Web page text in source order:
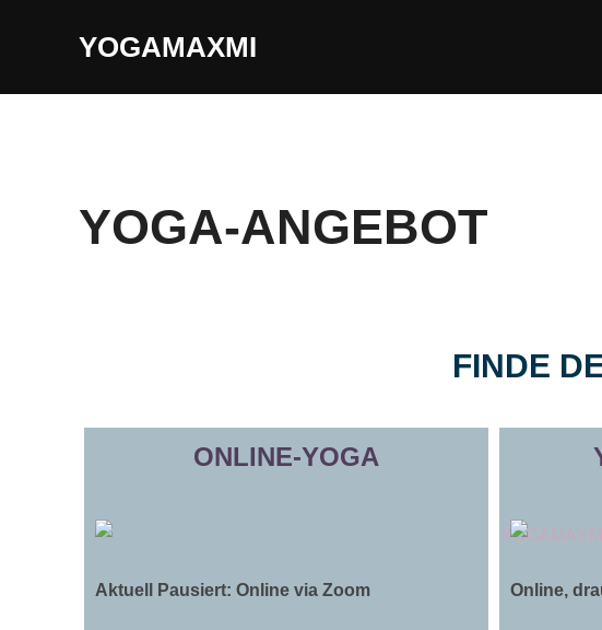
YOGAMAXMI
YOGA-ANGEBOT
FINDE
ONLINE-YOGA
Aktuell Pausiert: Online via Zoom Online,